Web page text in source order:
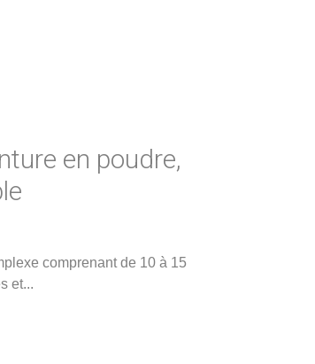
en poudre,
comprenant de 10 à 15
et...